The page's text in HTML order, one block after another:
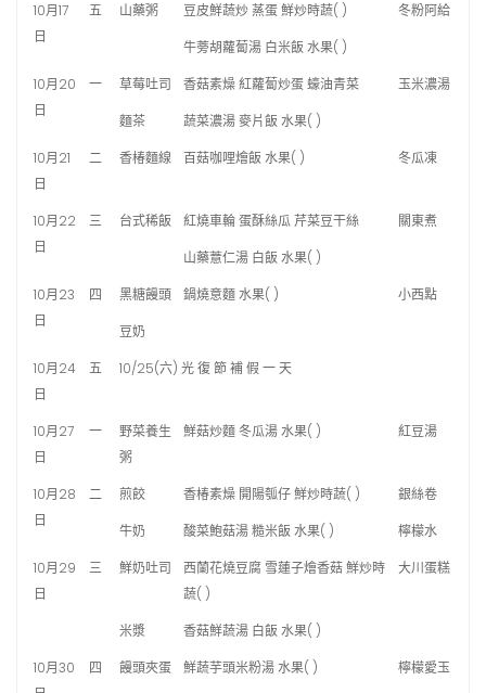
10月17
日
五 山藥粥 豆皮鮮蔬炒 蒸蛋 鮮炒時蔬( )
冬粉阿給
牛蒡胡蘿蔔湯 白米飯 水果( )
10月20
日
一 草莓吐司 香菇素燥 紅蘿蔔炒蛋 蠔油青菜
玉米濃湯
麵茶
蔬菜濃湯 麥片飯 水果( )
10月21
日
二 香椿麵線 百菇咖哩燴飯 水果( ) 冬瓜凍
10月22
日
三 台式稀飯 紅燒車輪 蛋酥絲瓜 芹菜豆干絲
關東煮
山藥薏仁湯 白飯 水果( )
10月23
日
四 黑糖饅頭 鍋燒意麵 水果( )
小西點
豆奶
10月24
日
五 10/25(六) 光 復 節 補 假 一 天
10月27
日
一
野菜養生
粥
鮮菇炒麵 冬瓜湯 水果( ) 紅豆湯
10月28
日
二 煎餃 香椿素燥 開陽瓠仔 鮮炒時蔬( )
銀絲卷
牛奶
酸菜鮑菇湯 糙米飯 水果( )
檸檬水
10月29
日
三 鮮奶吐司
西蘭花燒豆腐 雪蓮子燴香菇 鮮炒時
蔬( )
大川蛋糕
米漿
香菇鮮蔬湯 白飯 水果( )
10月30
四 饅頭夾蛋 鮮蔬芋頭米粉湯 水果( )
檸檬愛玉